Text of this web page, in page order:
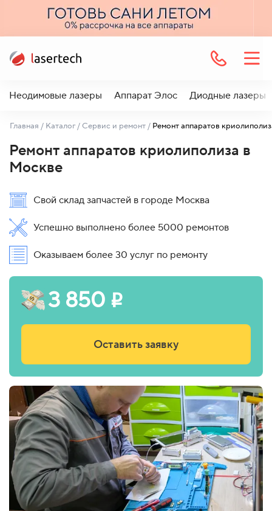
Неодимовые лазеры Аппарат Элос Диодные лазеры
Главная / Каталог /Сервис и ремонт /
Ремонт аппаратов криолиполиза в
Москве
Свой склад запчастей в городе Москва
Успешно выполнено более 5000 ремонтов
Оказываем более 30 услуг по ремонту
3 850 i
Оставить заявку